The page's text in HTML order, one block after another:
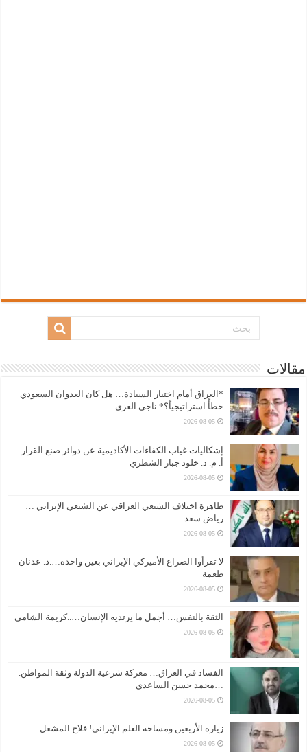
مقالات
*العراق أمام اختبار السيادة… هل كان العدوان السعودي
خطأً استراتيجياً؟* ناجي الغزي
2026-08-05
إشكاليات غياب الكفاءات الأكاديمية عن دوائر صنع القرار…
أ. م. د. خلود جبار الشطري
2026-08-05
ظاهرة اختلاف الشيعي العراقي عن الشيعي الإيراني …
رياض سعد
2026-08-05
لا تقرأوا الصراع الأميركي الإيراني بعين واحدة….د. عدنان
طعمة
2026-08-05
الثقة بالنفس… أجمل ما يرتديه الإنسان…..كريمة الشامي
2026-08-05
الفساد في العراق… معركة شرعية الدولة وثقة المواطن.
…محمد حسن الساعدي
2026-08-05
زيارة الأربعين ومساحة العلم الإيراني! فلاح المشعل
2026-08-05